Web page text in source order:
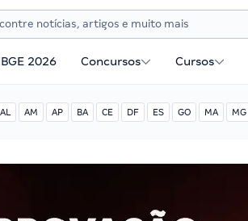
2026 Concursos Cursos
AL AM AP BA CE DF ES GO MA MG